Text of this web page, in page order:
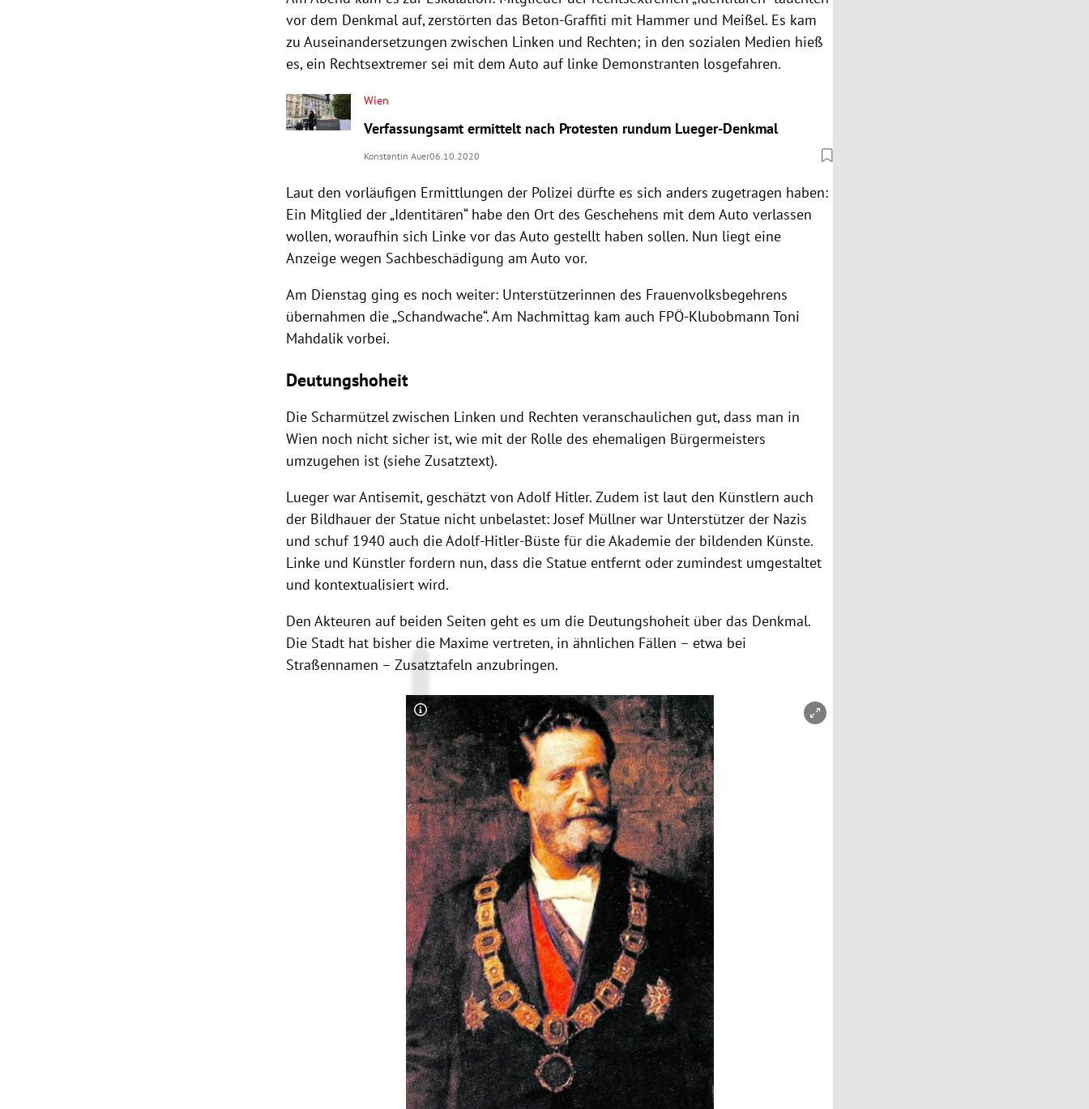
vor dem Denkmal auf, zerstörten das Beton-Graffiti mit Hammer und Meißel. Es kam
zu Auseinandersetzungen zwischen Linken und Rechten; in den sozialen Medien hieß
es, ein Rechtsextremer sei mit dem Auto auf linke Demonstranten losgefahren.
Wien
Verfassungsamt ermittelt nach Protesten rundum Lueger-Denkmal
Konstantin Auer06.10.2020
Laut den vorläufigen Ermittlungen der Polizei dürfte es sich anders zugetragen haben:
Ein Mitglied der „Identitären“ habe den Ort des Geschehens mit dem Auto verlassen
wollen, woraufhin sich Linke vor das Auto gestellt haben sollen. Nun liegt eine
Anzeige wegen Sachbeschädigung am Auto vor.
Am Dienstag ging es noch weiter: Unterstützerinnen des Frauenvolksbegehrens
übernahmen die „Schandwache“. Am Nachmittag kam auch FPÖ-Klubobmann Toni
Mahdalik vorbei.
Deutungshoheit
Die Scharmützel zwischen Linken und Rechten veranschaulichen gut, dass man in
Wien noch nicht sicher ist, wie mit der Rolle des ehemaligen Bürgermeisters
umzugehen ist (siehe Zusatztext).
Lueger war Antisemit, geschätzt von Adolf Hitler. Zudem ist laut den Künstlern auch
der Bildhauer der Statue nicht unbelastet: Josef Müllner war Unterstützer der Nazis
und schuf 1940 auch die Adolf-Hitler-Büste für die Akademie der bildenden Künste.
Linke und Künstler fordern nun, dass die Statue entfernt oder zumindest umgestaltet
und kontextualisiert wird.
Den Akteuren auf beiden Seiten geht es um die Deutungshoheit über das Denkmal.
Die Stadt hat bisher die Maxime vertreten, in ähnlichen Fällen – etwa bei
Straßennamen – Zusatztafeln anzubringen.
Copyright-Hinweis öffnen/schließen